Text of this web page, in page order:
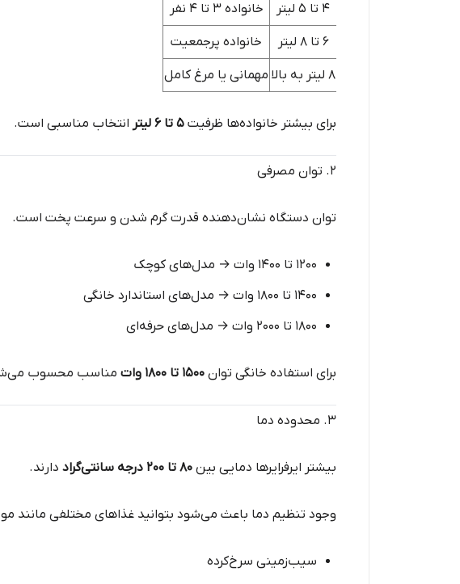
۴ تا ۵ لیتر خانواده ۳ تا ۴ نفر
۶ تا ۸ لیتر خانواده پرجمعیت
۸ لیتر به بالا مهمانی یا مرغ کامل
برای بیشتر خانواده‌ها ظرفیت ۵ تا ۶ لیتر انتخاب مناسبی است.
۲. توان مصرفی
توان دستگاه نشان‌دهنده قدرت گرم شدن و سرعت پخت است.
۱۲۰۰ تا ۱۴۰۰ وات → مدل‌های کوچک
۱۴۰۰ تا ۱۸۰۰ وات → مدل‌های استاندارد خانگی
۱۸۰۰ تا ۲۰۰۰ وات → مدل‌های حرفه‌ای
برای استفاده خانگی توان ۱۵۰۰ تا ۱۸۰۰ وات مناسب محسوب
۳. محدوده دما
بیشتر ایرفرایرها دمایی بین ۸۰ تا ۲۰۰ درجه سانتی‌گراد دارند.
وجود تنظیم دما باعث می‌شود بتوانید غذاهای مختلفی مانند
سیب‌زمینی سرخ‌کرده